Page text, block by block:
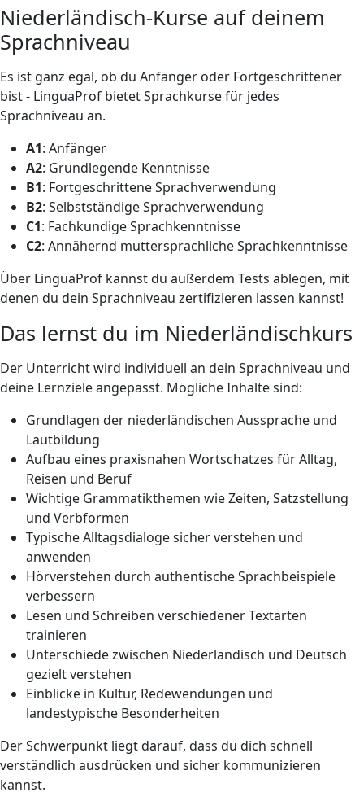
Niederländisch-Kurse auf deinem
Sprachniveau
Es ist ganz egal, ob du Anfänger oder Fortgeschrittener
bist - LinguaProf bietet Sprachkurse für jedes
Sprachniveau an.
A1: Anfänger
A2: Grundlegende Kenntnisse
B1: Fortgeschrittene Sprachverwendung
B2: Selbstständige Sprachverwendung
C1: Fachkundige Sprachkenntnisse
C2: Annähernd muttersprachliche Sprachkenntnisse
Über LinguaProf kannst du außerdem Tests ablegen, mit
denen du dein Sprachniveau zertifizieren lassen kannst!
Das lernst du im Niederländischkurs
Der Unterricht wird individuell an dein Sprachniveau und
deine Lernziele angepasst. Mögliche Inhalte sind:
Grundlagen der niederländischen Aussprache und
Lautbildung
Aufbau eines praxisnahen Wortschatzes für Alltag,
Reisen und Beruf
Wichtige Grammatikthemen wie Zeiten, Satzstellung
und Verbformen
Typische Alltagsdialoge sicher verstehen und
anwenden
Hörverstehen durch authentische Sprachbeispiele
verbessern
Lesen und Schreiben verschiedener Textarten
trainieren
Unterschiede zwischen Niederländisch und Deutsch
gezielt verstehen
Einblicke in Kultur, Redewendungen und
landestypische Besonderheiten
Der Schwerpunkt liegt darauf, dass du dich schnell
verständlich ausdrücken und sicher kommunizieren
kannst.